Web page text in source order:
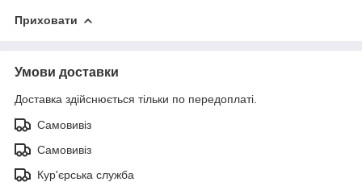
Приховати
Умови доставки
Доставка здійснюється тільки по передоплаті.
Самовивіз
Самовивіз
Кур'єрська служба